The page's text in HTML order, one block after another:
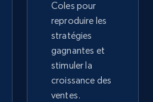
Currency, Initial
percent, and more.
Commencer
Coles pour
reproduire les
stratégies
gagnantes et
stimuler la
croissance des
ventes.